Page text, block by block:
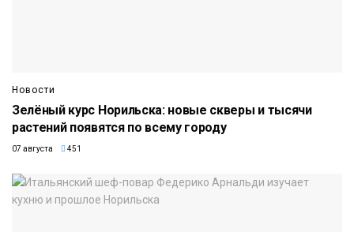
Новости
Зелёный курс Норильска: новые скверы и тысячи
растений появятся по всему городу
07 августа 451